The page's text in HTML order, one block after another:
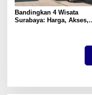
Bandingkan 4 Wisata
Surabaya: Harga, Akses,